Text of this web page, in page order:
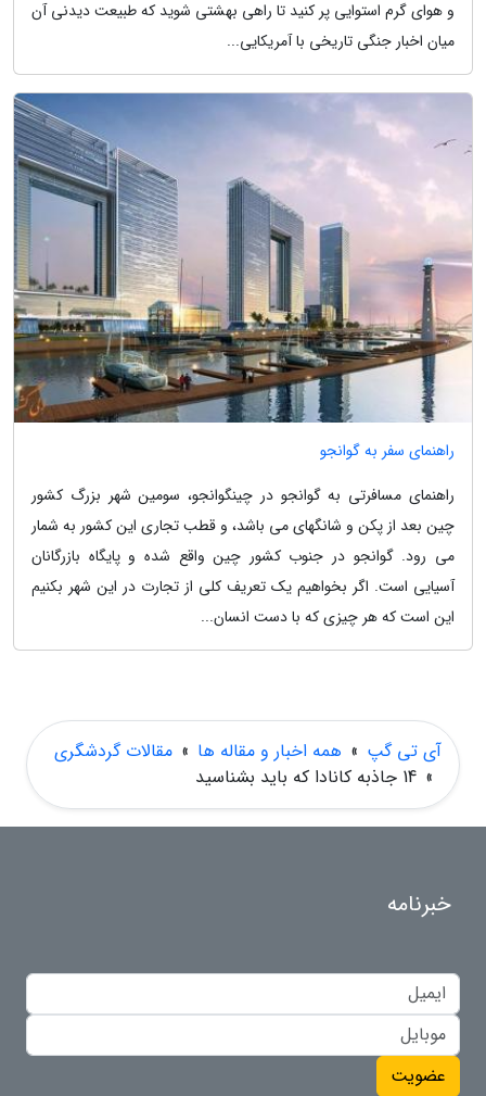
و هوای گرم استوایی پر کنید تا راهی بهشتی شوید که طبیعت دیدنی آن
میان اخبار جنگی تاریخی با آمریکایی...
راهنمای سفر به گوانجو
راهنمای مسافرتی به گوانجو در چینگوانجو، سومین شهر بزرگ کشور
چین بعد از پکن و شانگهای می باشد، و قطب تجاری این کشور به شمار
می رود. گوانجو در جنوب کشور چین واقع شده و پایگاه بازرگانان
آسیایی است. اگر بخواهیم یک تعریف کلی از تجارت در این شهر بکنیم
این است که هر چیزی که با دست انسان...
آی تی گپ » همه اخبار و مقاله ها » مقالات گردشگری
» 14 جاذبه کانادا که باید بشناسید
خبرنامه
عضویت